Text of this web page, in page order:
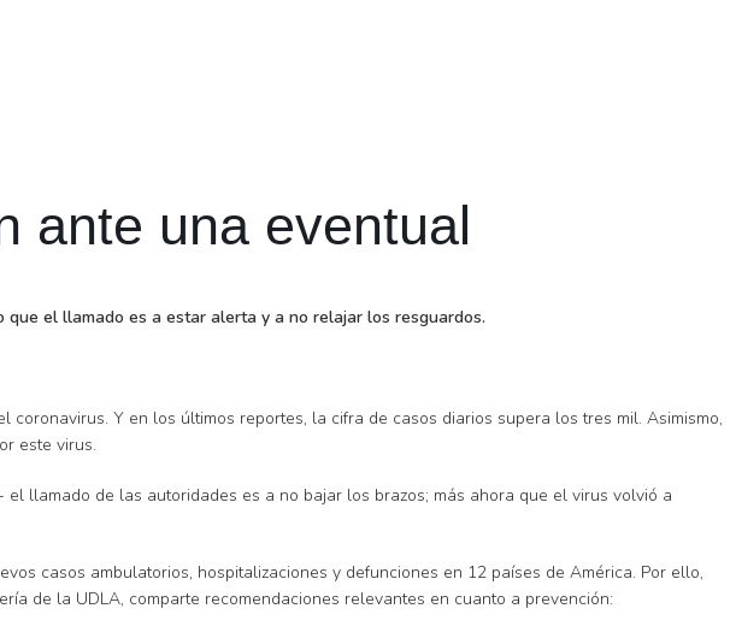
ante una eventual
el llamado es a estar alerta y a no relajar los resguardos.
Y en los últimos reportes, la cifra de casos diarios supera los tres mil. Asimismo,
este virus.
llamado de las autoridades es a no bajar los brazos; más ahora que el virus volvió a
casos ambulatorios, hospitalizaciones y defunciones en 12 países de América. Por ello,
de la UDLA, comparte recomendaciones relevantes en cuanto a prevención: